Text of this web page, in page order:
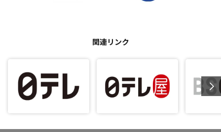
関連リンク